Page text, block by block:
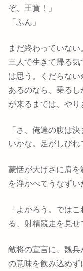
ぞ、王賁！」
「ふん」
まだ終わっていな
三人で生きて帰る
は思う。くだらな
あるのなら、乗る
が来るまでは、やり
「さ、俺達の腹は
いかな。足がしびれ
蒙恬が大げさに肩
を浮かべてうなずい
「よかろう。では
る、射精競走を見せ
敵将の宣言に、魏
の意味を飲み込めず